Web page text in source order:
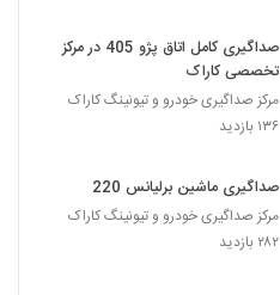
صداگیری کامل اتاق پژو 405 در مرکز
تخصصی کاراک
مرکز صداگیری خودرو و تیونینگ کاراک
۱۳۶ بازدید
صداگیری ماشین برلیانس 220
مرکز صداگیری خودرو و تیونینگ کاراک
۲۸۲ بازدید